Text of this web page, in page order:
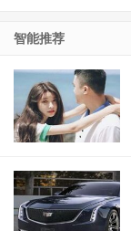
智能推荐